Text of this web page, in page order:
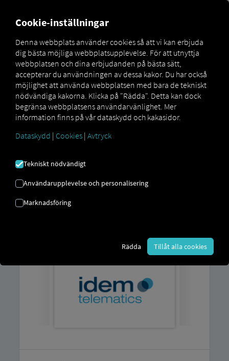
Marketplace Connectors Idem Connect
IDEM CONNECT
telematics GmbH? Anslut då dina fordon
positioner på
Cookie-inställningar
Denna webbplats använder cookies så att vi kan erbjuda
dig bästa möjliga webbplatsupplevelse. För att utnyttja
webbplatsen och dina erbjudanden på bästa sätt,
accepterar du användningen av dessa kakor. Du har också
möjlighet att använda webbplatsen med bara de tekniskt
nödvändiga kakorna. Klicka på "Rädda". Detta kan dock
begränsa webbplatsens användarvänlighet. Mer
information finns på vår dataskydd och kakasidor.
Dataskydd | Cookies | Avtryck
Tekniskt nödvändigt
Användarupplevelse och personalisering
Marknadsföring
Rädda Tillåt alla cookies